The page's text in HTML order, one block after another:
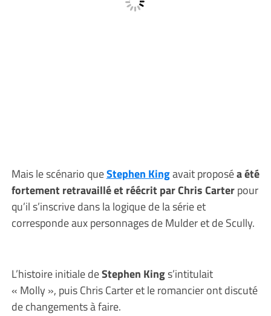
Mais le scénario queStephen Kingavait proposéa été
fortement retravaillé et réécrit par Chris Carterpour
qu’il s’inscrive dans la logique de la série et
corresponde aux personnages de Mulder et de Scully.
L’histoire initiale deStephen Kings’intitulait
« Molly », puis Chris Carter et le romancier ont discuté
de changements à faire.